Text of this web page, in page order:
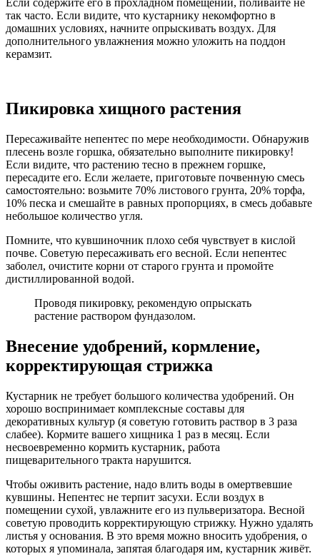
Если содержите его в прохладном помещении, поливайте не
так часто. Если видите, что кустарнику некомфортно в
домашних условиях, начните опрыскивать воздух. Для
дополнительного увлажнения можно уложить на поддон
керамзит.
Пикировка хищного растения
Пересаживайте непентес по мере необходимости. Обнаружив
плесень возле горшка, обязательно выполните пикировку!
Если видите, что растению тесно в прежнем горшке,
пересадите его. Если желаете, приготовьте почвенную смесь
самостоятельно: возьмите 70% листового грунта, 20% торфа,
10% песка и смешайте в равных пропорциях, в смесь добавьте
небольшое количество угля.
Помните, что кувшиночник плохо себя чувствует в кислой
почве. Советую пересаживать его весной. Если непентес
заболел, очистите корни от старого грунта и промойте
дистиллированной водой.
Проводя пикировку, рекомендую опрыскать
растение раствором фундазолом.
Внесение удобрений, кормление,
корректирующая стрижка
Кустарник не требует большого количества удобрений. Он
хорошо воспринимает комплексные составы для
декоративных культур (я советую готовить раствор в 3 раза
слабее). Кормите вашего хищника 1 раз в месяц. Если
несвоевременно кормить кустарник, работа
пищеварительного тракта нарушится.
Чтобы оживить растение, надо влить воды в омертвевшие
кувшины. Непентес не терпит засухи. Если воздух в
помещении сухой, увлажните его из пульверизатора. Весной
советую проводить корректирующую стрижку. Нужно удалять
листья у основания. В это время можно вносить удобрения, о
которых я упоминала, запятая благодаря им, кустарник живёт.